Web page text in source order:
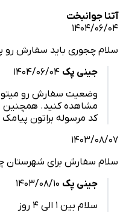
1404/
باید سفارش رو
جینی پک 1404/06/04
وضعیت سفارش رو میتونید
مشاهده کنید. همچنین به
کد مرسوله براتون پیامک میشه
1403/
برای شهرستان چند
جینی پک 1403/08/10
سلام بین ۱ الی ۴ روز